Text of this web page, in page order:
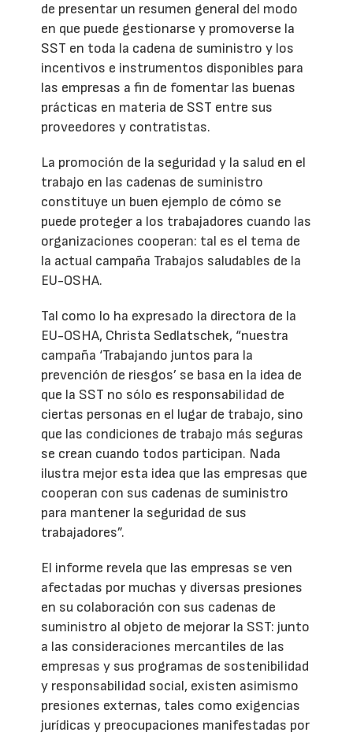
de presentar un resumen general del modo
en que puede gestionarse y promoverse la
SST en toda la cadena de suministro y los
incentivos e instrumentos disponibles para
las empresas a fin de fomentar las buenas
prácticas en materia de SST entre sus
proveedores y contratistas.
La promoción de la seguridad y la salud en el
trabajo en las cadenas de suministro
constituye un buen ejemplo de cómo se
puede proteger a los trabajadores cuando las
organizaciones cooperan: tal es el tema de
la actual campaña Trabajos saludables de la
EU-OSHA.
Tal como lo ha expresado la directora de la
EU-OSHA, Christa Sedlatschek, “nuestra
campaña ‘Trabajando juntos para la
prevención de riesgos’ se basa en la idea de
que la SST no sólo es responsabilidad de
ciertas personas en el lugar de trabajo, sino
que las condiciones de trabajo más seguras
se crean cuando todos participan. Nada
ilustra mejor esta idea que las empresas que
cooperan con sus cadenas de suministro
para mantener la seguridad de sus
trabajadores”.
El informe revela que las empresas se ven
afectadas por muchas y diversas presiones
en su colaboración con sus cadenas de
suministro al objeto de mejorar la SST: junto
a las consideraciones mercantiles de las
empresas y sus programas de sostenibilidad
y responsabilidad social, existen asimismo
presiones externas, tales como exigencias
jurídicas y preocupaciones manifestadas por